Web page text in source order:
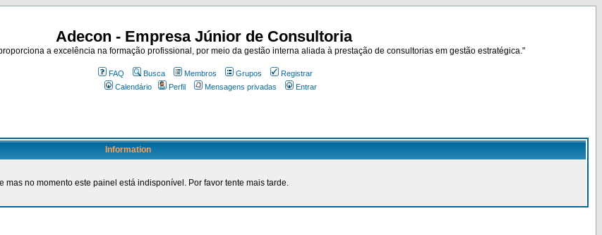
Adecon - Empresa Júnior de Consultoria
a excelência na formação profissional, por meio da gestão interna aliada à prestação de consultorias em gestão estratégica."
FAQ Busca Membros Grupos
Registrar
Calendário
Perfil Mensagens privadas Entrar
Information
mas no momento este painel está indisponível. Por favor tente mais tarde.